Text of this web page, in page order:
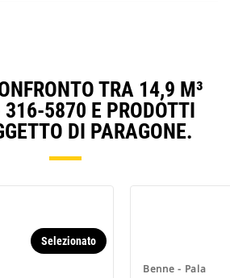
TRA 14,9 M³
5870 E PRODOTTI
DI PARAGONE.
Selezionato
Benne - Pala